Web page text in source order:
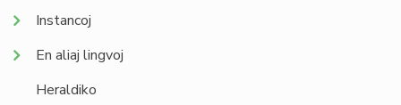
Instancoj
En aliaj lingvoj
Heraldiko